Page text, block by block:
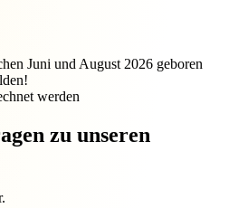
Juni und August 2026 geboren
werden
zu unseren